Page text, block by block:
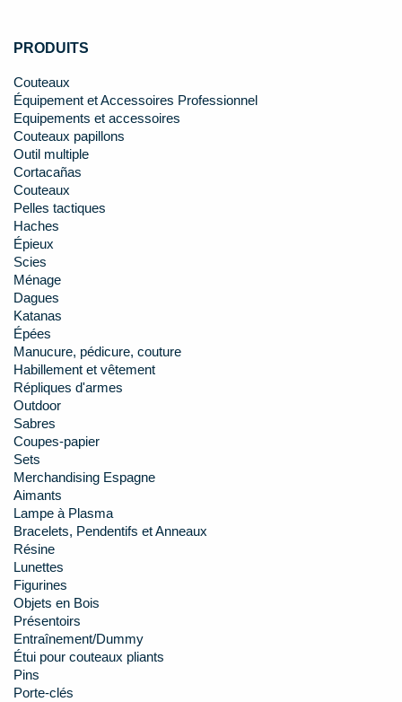
PRODUITS
Couteaux
Équipement et Accessoires Professionnel
Equipements et accessoires
Couteaux papillons
Outil multiple
Cortacañas
Couteaux
Pelles tactiques
Haches
Épieux
Scies
Ménage
Dagues
Katanas
Épées
Manucure, pédicure, couture
Habillement et vêtement
Répliques d'armes
Outdoor
Sabres
Coupes-papier
Sets
Merchandising Espagne
Aimants
Lampe à Plasma
Bracelets, Pendentifs et Anneaux
Résine
Lunettes
Figurines
Objets en Bois
Présentoirs
Entraînement/Dummy
Étui pour couteaux pliants
Pins
Porte-clés